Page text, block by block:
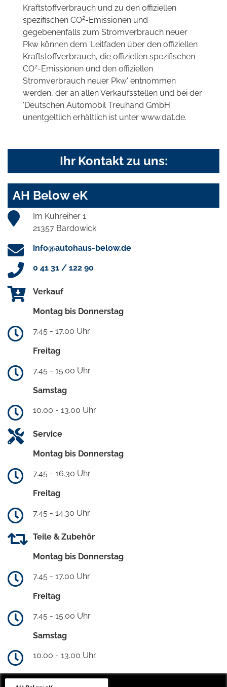
Kraftstoffverbrauch und zu den offiziellen
spezifischen CO2-Emissionen und
gegebenenfalls zum Stromverbrauch neuer
Pkw können dem 'Leitfaden über den offiziellen
Kraftstoffverbrauch, die offiziellen spezifischen
CO2-Emissionen und den offiziellen
Stromverbrauch neuer Pkw' entnommen
werden, der an allen Verkaufsstellen und bei der
'Deutschen Automobil Treuhand GmbH'
unentgeltlich erhältlich ist unter www.dat.de.
Ihr Kontakt zu uns:
AH Below eK
Im Kuhreiher 1
21357 Bardowick
info@autohaus-below.de
0 41 31 / 122 90
Verkauf
Montag bis Donnerstag
7.45 - 17.00 Uhr
Freitag
7.45 - 15.00 Uhr
Samstag
10.00 - 13.00 Uhr
Service
Montag bis Donnerstag
7.45 - 16.30 Uhr
Freitag
7.45 - 14.30 Uhr
Teile & Zubehör
Montag bis Donnerstag
7.45 - 17.00 Uhr
Freitag
7.45 - 15.00 Uhr
Samstag
10.00 - 13.00 Uhr